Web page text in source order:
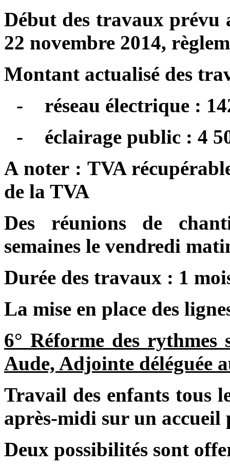
Début des travaux prévu
22 novembre 2014,
Montant actualisé des
-
réseau électrique :
-
éclairage public : 4
A noter : TVA
de la TVA
Des réunions de
semaines le vendredi
Durée des travaux : 1
La mise en place des
6° Réforme des
Aude, Adjointe déléguée
Travail des enfants tous
après-midi sur un accueil
Deux possibilités sont